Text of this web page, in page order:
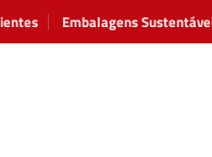
Embalagens